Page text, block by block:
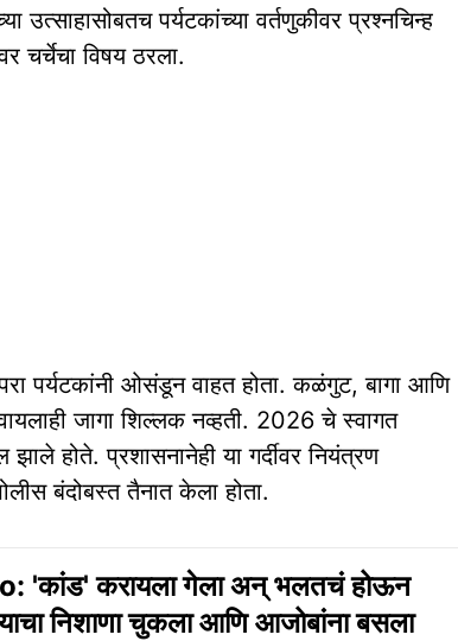
उत्साहासोबतच पर्यटकांच्या वर्तणुकीवर प्रश्नचिन्ह
चर्चेचा विषय ठरला.
पर्यटकांनी ओसंडून वाहत होता. कळंगुट, बागा आणि
जागा शिल्लक नव्हती. 2026 चे स्वागत
होते. प्रशासनानेही या गर्दीवर नियंत्रण
बंदोबस्त तैनात केला होता.
'कांड' करायला गेला अन् भलतचं होऊन
निशाणा चुकला आणि आजोबांना बसला